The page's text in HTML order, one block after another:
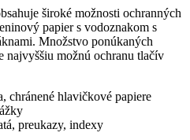
široké možnosti ochranných
papier s vodoznakom s
Množstvo ponúkaných
najvyššiu možnú ochranu tlačív
chránené hlavičkové papiere
preukazy, indexy